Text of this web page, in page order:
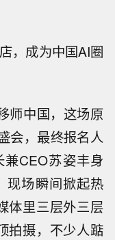
，成为中国AI圈
师中国，这场原
会，最终报名人
CEO苏姿丰身
现场瞬间掀起热
体里三层外三层
拍摄，不少人踮